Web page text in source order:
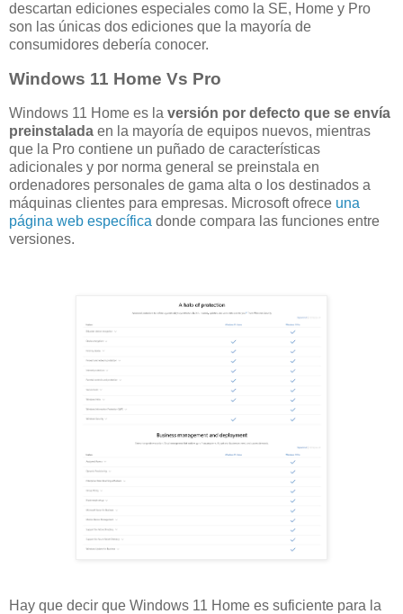
descartan ediciones especiales como la SE, Home y Pro
son las únicas dos ediciones que la mayoría de
consumidores debería conocer.
Windows 11 Home Vs Pro
Windows 11 Home es la versión por defecto que se envía
preinstalada en la mayoría de equipos nuevos, mientras
que la Pro contiene un puñado de características
adicionales y por norma general se preinstala en
ordenadores personales de gama alta o los destinados a
máquinas clientes para empresas. Microsoft ofrece una
página web específica donde compara las funciones entre
versiones.
Hay que decir que Windows 11 Home es suficiente para la